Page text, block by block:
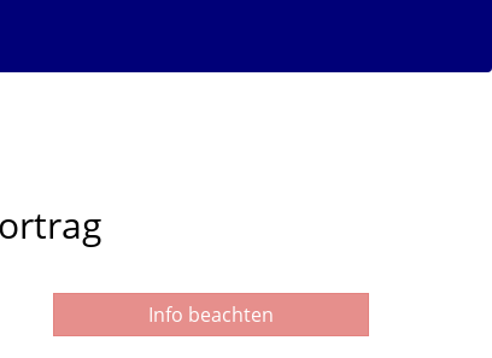
Info beachten